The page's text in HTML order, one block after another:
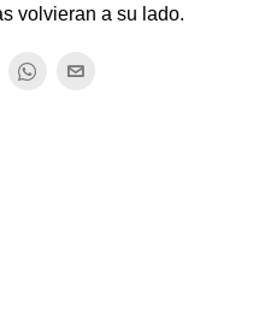
volvieran a su lado.